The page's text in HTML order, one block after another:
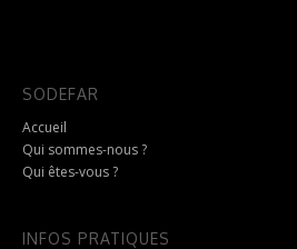
SODEFAR
Accueil
Qui sommes-nous ?
Qui êtes-vous ?
INFOS PRATIQUES